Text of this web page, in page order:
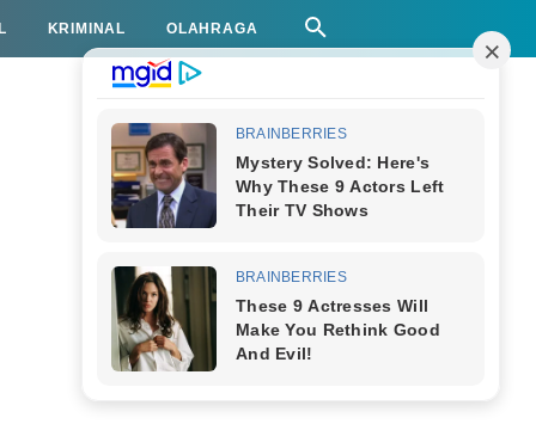
KRIMINAL OLAHRAGA